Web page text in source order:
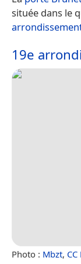
située dans le
19e
Photo : Mbzt, CC